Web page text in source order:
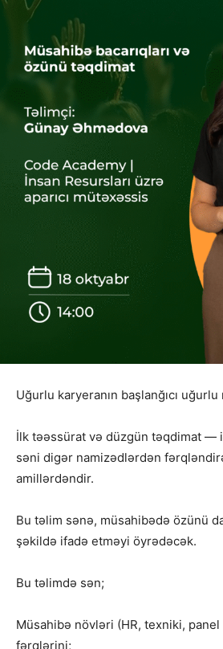
Uğurlu karyeranın başlanğıcı
İlk təəssürat və düzgün təqdimat —
səni digər namizədlərdən
amillərdəndir.
Bu təlim sənə, müsahibədə özünü
şəkildə ifadə etməyi öyrədəcək.
Bu təlimdə sən;
Müsahibə növləri (HR, texniki, panel
fərqlərini;